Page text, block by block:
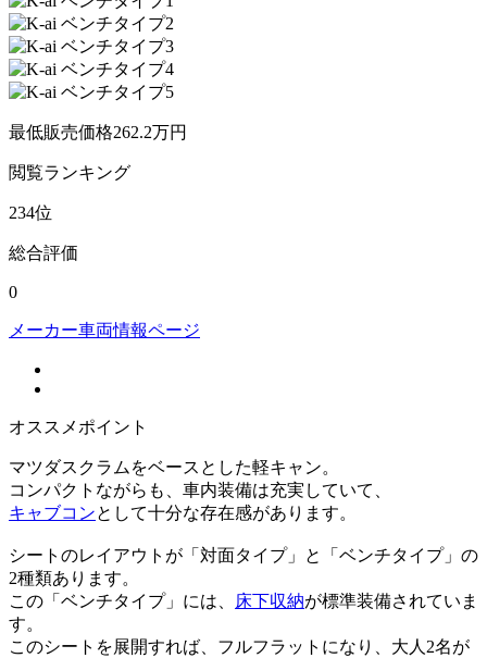
最低販売価格262.2万円
閲覧ランキング
234位
総合評価
0
メーカー車両情報ページ
オススメポイント
マツダスクラムをベースとした軽キャン。
コンパクトながらも、車内装備は充実していて、
キャブコンとして十分な存在感があります。
シートのレイアウトが「対面タイプ」と「ベンチタイプ」の
2種類あります。
この「ベンチタイプ」には、
床下収納が標準装備されていま
す。
このシートを展開すれば、フルフラットになり、大人2名が